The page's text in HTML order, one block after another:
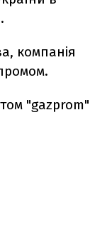
компанія
"gazprom"